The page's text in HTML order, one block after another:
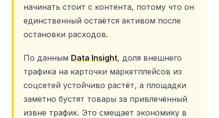
начинать стоит с контента, потому что он
единственный остаётся активом после
остановки расходов.
По данным Data Insight, доля внешнего
трафика на карточки маркетплейсов из
соцсетей устойчиво растёт, а площадки
заметно бустят товары за привлечённый
извне трафик. Это смещает экономику в